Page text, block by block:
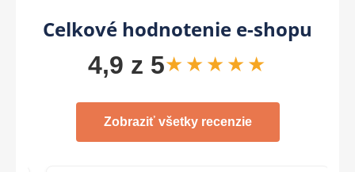
Celkové hodnotenie e-shopu
4,9 z 5★★★★★
Zobraziť všetky recenzie